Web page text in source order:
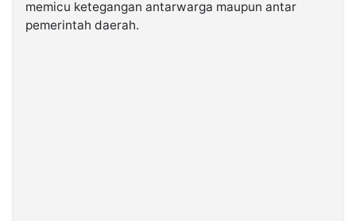
memicu ketegangan antarwarga maupun antar
pemerintah daerah.